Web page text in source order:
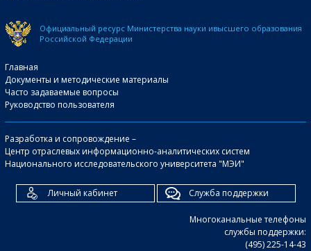
Официальный ресурс Министерства науки ивысшего образования
Российской Федерации
Главная
Документы и методические материалы
Часто задаваемые вопросы
Руководство пользователя
Разработка и сопровождение –
Центр отраслевых информационно-аналитических систем
Национального исследовательского университета "МЭИ"
Личный кабинет Служба поддержки
Многоканальные телефоны
службы поддержки:
(495) 225-14-43